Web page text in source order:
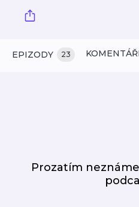
EPIZODY 23
Prozatím